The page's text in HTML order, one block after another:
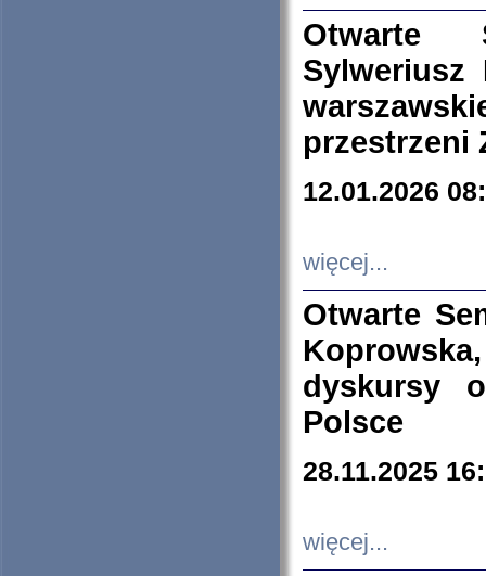
Otwarte
Sylweriusz
przestrzeni
12.01.2026
więcej...
Otwarte
dyskursy
Polsce
28.11.2025
więcej...